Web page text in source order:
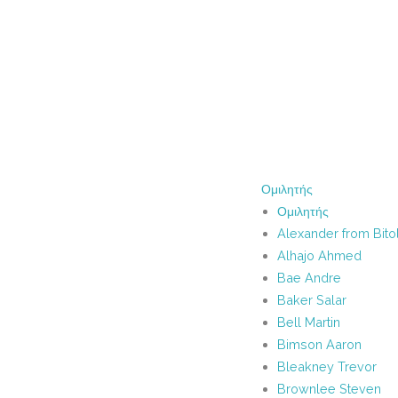
Ομιλητής
Ομιλητής
Alexander from
Alhajo Ahmed
Bae Andre
Baker Salar
Bell Martin
Bimson Aaron
Bleakney Trevor
Brownlee Steven